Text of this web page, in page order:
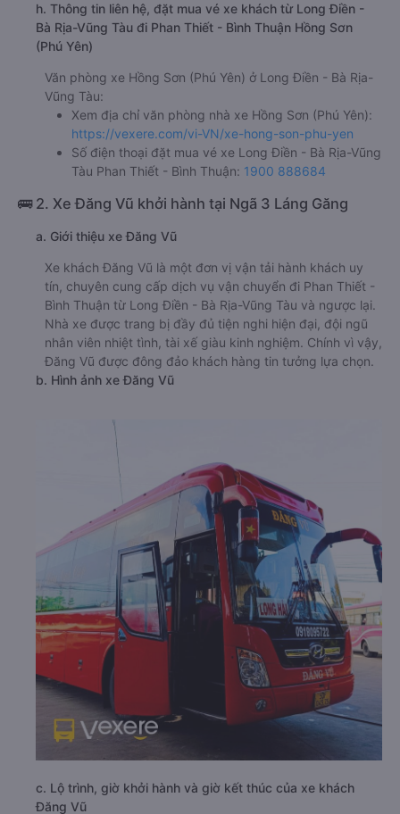
h. Thông tin liên hệ, đặt mua vé xe khách từ Long Điền -
Bà Rịa-Vũng Tàu đi Phan Thiết - Bình Thuận Hồng Sơn
(Phú Yên)
Văn phòng xe Hồng Sơn (Phú Yên) ở Long Điền - Bà Rịa-
Vũng Tàu:
Xem địa chỉ văn phòng nhà xe Hồng Sơn (Phú Yên):
https://vexere.com/vi-VN/xe-hong-son-phu-yen
Số điện thoại đặt mua vé xe Long Điền - Bà Rịa-Vũng
Tàu Phan Thiết - Bình Thuận: 1900 888684
🚌 2. Xe Đăng Vũ khởi hành tại Ngã 3 Láng Găng
a. Giới thiệu xe Đăng Vũ
Xe khách Đăng Vũ là một đơn vị vận tải hành khách uy
tín, chuyên cung cấp dịch vụ vận chuyển đi Phan Thiết -
Bình Thuận từ Long Điền - Bà Rịa-Vũng Tàu và ngược lại.
Nhà xe được trang bị đầy đủ tiện nghi hiện đại, đội ngũ
nhân viên nhiệt tình, tài xế giàu kinh nghiệm. Chính vì vậy,
Đăng Vũ được đông đảo khách hàng tin tưởng lựa chọn.
b. Hình ảnh xe Đăng Vũ
c. Lộ trình, giờ khởi hành và giờ kết thúc của xe khách
Đăng Vũ